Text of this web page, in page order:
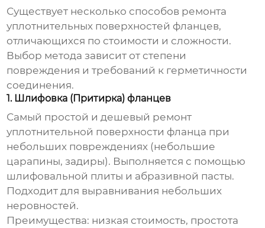
Существует несколько способов ремонта
уплотнительных поверхностей фланцев,
отличающихся по стоимости и сложности.
Выбор метода зависит от степени
повреждения и требований к герметичности
соединения.
1. Шлифовка (Притирка) фланцев
Самый простой идешевый ремонт
уплотнительной поверхности фланца при
небольших повреждениях (небольшие
царапины, задиры). Выполняется с помощью
шлифовальной плиты и абразивной пасты.
Подходит для выравнивания небольших
неровностей.
Преимущества: низкая стоимость, простота